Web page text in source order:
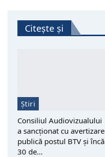
Citește și
Știri
Consiliul Audiovizualului
a sancționat cu avertizare
publică postul BTV și încă
30 de…